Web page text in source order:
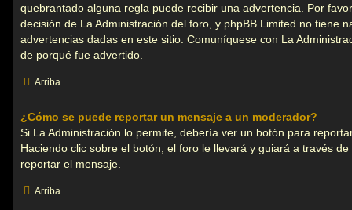
quebrantado alguna regla puede recibir una advertencia. Por
decisión de La Administración del foro, y phpBB Limited no tiene
advertencias dadas en este sitio. Comuníquese con La
de porqué fue advertido.
Arriba
¿Cómo se puede reportar un mensaje a un moderador?
Si La Administración lo permite, debería ver un botón para
Haciendo clic sobre el botón, el foro le llevará y guiará a través
reportar el mensaje.
Arriba